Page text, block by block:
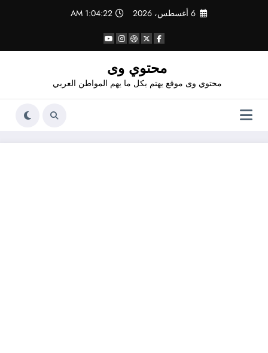
6 أغسطس، 2026 1:04:22 AM
محتوي وى
محتوي وى موقع يهتم بكل ما يهم المواطن العربي